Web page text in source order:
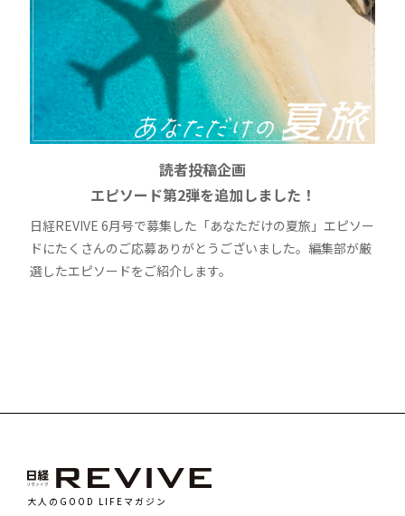
読者投稿企画
エピソード第2弾を追加しました！
日経REVIVE 6月号で募集した「あなただけの夏旅」エピソー
ドにたくさんのご応募ありがとうございました。編集部が厳
選したエピソードをご紹介します。
大人のGOOD LIFEマガジン